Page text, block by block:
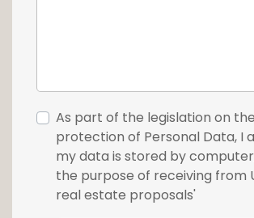
As part of the legislation on the
protection of Personal Data, I
my data is stored by
the purpose of receiving from
real estate proposals'